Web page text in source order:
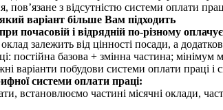
з відсутністю системи оплати
варіант більше Вам підходить
при почасовій і відрядній по-різному
залежить від цінності посади, а
постійна базова + змінна частина; мінімум
варіанти побудови системи оплати праці і
системи оплати праці:
встановлюємо частині місячні оклади,